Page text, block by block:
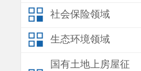
社会保险领域
生态环境领域
国有土地上房屋征